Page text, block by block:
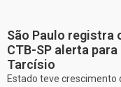
São Paulo registra
CTB-SP alerta
Tarcísio
Estado teve crescimento